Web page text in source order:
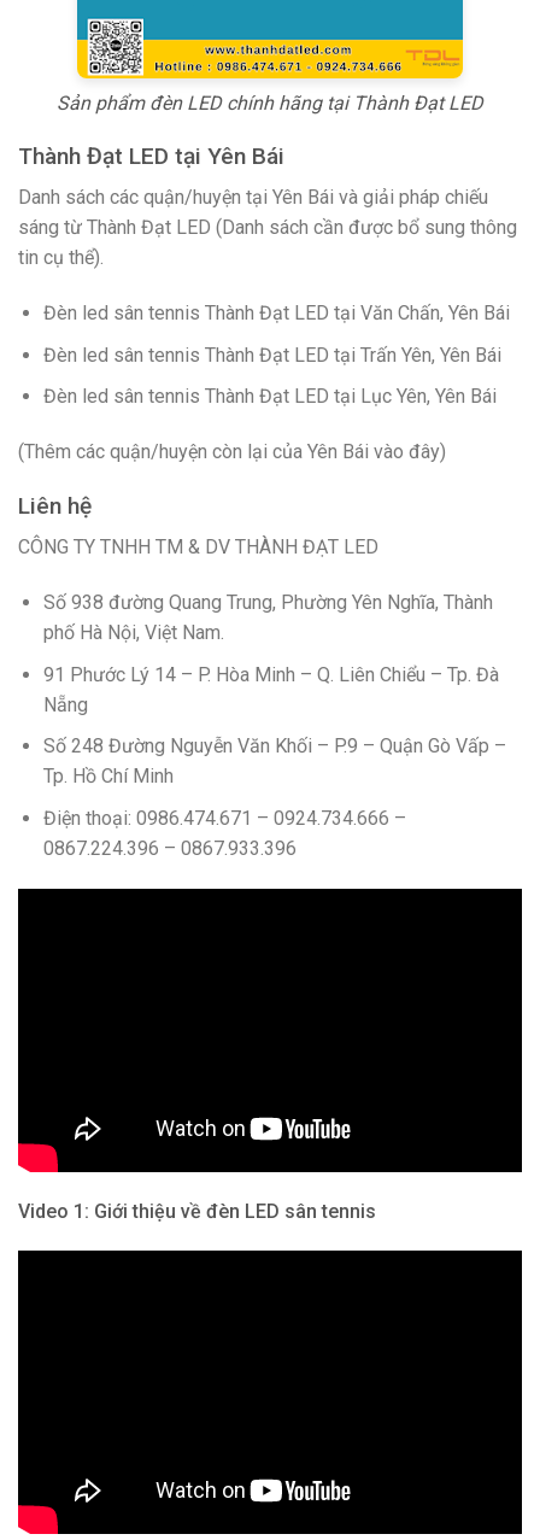
Sản phẩm đèn LED chính hãng tại Thành Đạt LED
Thành Đạt LED tại Yên Bái
Danh sách các quận/huyện tại Yên Bái và giải pháp chiếu
sáng từ Thành Đạt LED (Danh sách cần được bổ sung thông
tin cụ thể).
Đèn led sân tennis Thành Đạt LED tại Văn Chấn, Yên Bái
Đèn led sân tennis Thành Đạt LED tại Trấn Yên, Yên Bái
Đèn led sân tennis Thành Đạt LED tại Lục Yên, Yên Bái
(Thêm các quận/huyện còn lại của Yên Bái vào đây)
Liên hệ
CÔNG TY TNHH TM & DV THÀNH ĐẠT LED
Số 938 đường Quang Trung, Phường Yên Nghĩa, Thành
phố Hà Nội, Việt Nam.
91 Phước Lý 14 – P. Hòa Minh – Q. Liên Chiểu – Tp. Đà
Nẵng
Số 248 Đường Nguyễn Văn Khối – P.9 – Quận Gò Vấp –
Tp. Hồ Chí Minh
Điện thoại: 0986.474.671 – 0924.734.666 –
0867.224.396 – 0867.933.396
Video 1: Giới thiệu về đèn LED sân tennis